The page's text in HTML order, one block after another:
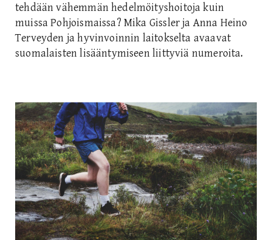
tehdään vähemmän hedelmöityshoitoja kuin
muissa Pohjoismaissa? Mika Gissler ja Anna Heino
Terveyden ja hyvinvoinnin laitokselta avaavat
suomalaisten lisääntymiseen liittyviä numeroita.